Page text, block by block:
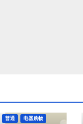
普通 电器购物